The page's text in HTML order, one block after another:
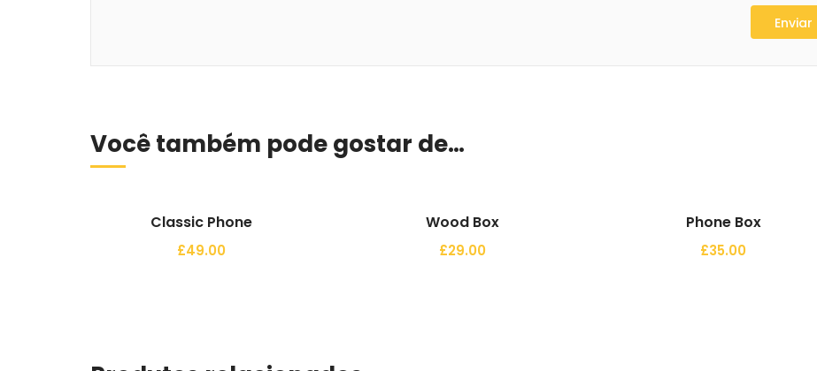
Você também pode gostar de…
Classic Phone
£49.00
Comprar
Wood Box
£29.00
Comprar
Phone Box
£35.00
Comprar